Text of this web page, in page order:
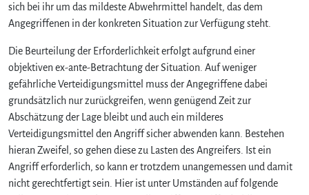
sich bei ihr um das mildeste Abwehrmittel handelt, das dem
Angegriffenen in der konkreten Situation zur Verfügung steht.
Die Beurteilung der Erforderlichkeit erfolgt aufgrund einer
objektiven ex-ante-Betrachtung der Situation. Auf weniger
gefährliche Verteidigungsmittel muss der Angegriffene dabei
grundsätzlich nur zurückgreifen, wenn genügend Zeit zur
Abschätzung der Lage bleibt und auch ein milderes
Verteidigungsmittel den Angriff sicher abwenden kann. Bestehen
hieran Zweifel, so gehen diese zu Lasten des Angreifers. Ist ein
Angriff erforderlich, so kann er trotzdem unangemessen und damit
nicht gerechtfertigt sein. Hier ist unter Umständen auf folgende